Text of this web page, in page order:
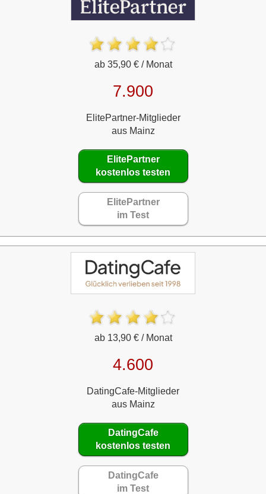
ab 35,90 € / Monat
7.900
ElitePartner-Mitglieder
aus Mainz
ElitePartner
kostenlos testen
ElitePartner
im Test
ab 13,90 € / Monat
4.600
DatingCafe-Mitglieder
aus Mainz
DatingCafe
kostenlos testen
DatingCafe
im Test